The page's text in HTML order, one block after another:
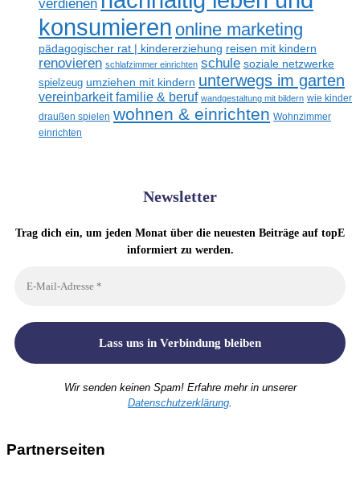
verdienen
konsumieren online marketing
pädagogischer rat | kindererziehung reisen mit kindern
renovieren schlafzimmer einrichten schule soziale netzwerke
spielzeug umziehen mit kindern unterwegs im garten
vereinbarkeit familie & beruf wandgestaltung mit bildern wie kinder
draußen spielen wohnen & einrichten Wohnzimmer
einrichten
Newsletter
Trag dich ein, um jeden Monat über die neuesten Beiträge auf topE
informiert zu werden.
Wir senden keinen Spam! Erfahre mehr in unserer
Datenschutzerklärung
Partnerseiten